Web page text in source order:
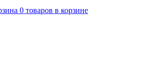
0 товаров в корзине